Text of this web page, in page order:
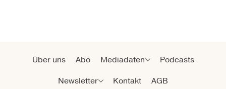
Über uns Abo Mediadaten
Podcasts
Newsletter
Kontakt
AGB